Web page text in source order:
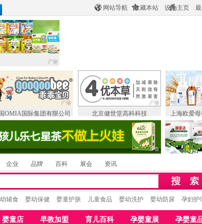
网站导航 收藏本站 设为主页
OMIA国际集团有限公司 北京健世堂高科科技 上海欧爱
企业 品牌 百科 展会 资讯
辅食 婴幼保健 婴童护肤 儿童食品 婴幼洗护 婴幼防尿 孕妇护
婴童店 早教加盟 育儿百科 孕婴童展 孕婴童